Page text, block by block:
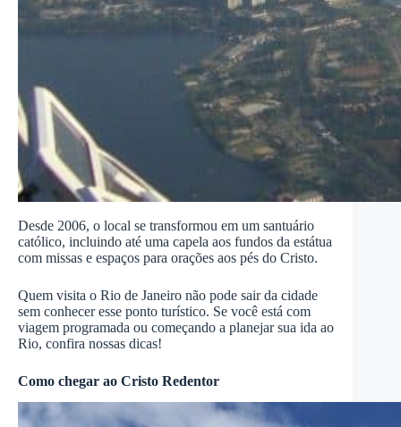
Desde 2006, o local se transformou em um santuário
católico, incluindo até uma capela aos fundos da estátua
com missas e espaços para orações aos pés do Cristo.
Quem visita o Rio de Janeiro não pode sair da cidade
sem conhecer esse ponto turístico. Se você está com
viagem programada ou começando a planejar sua ida ao
Rio, confira nossas dicas!
Como chegar ao Cristo Redentor